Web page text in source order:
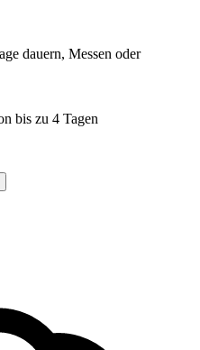
dauern, Messen oder
bis zu 4 Tagen